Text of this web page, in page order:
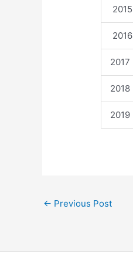
2015
2016
2017
2018
2019
← Previous Post